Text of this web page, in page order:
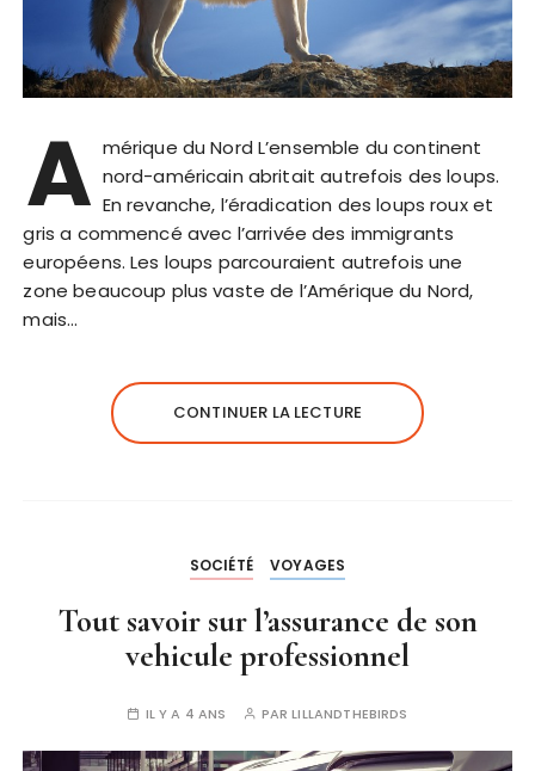
A mérique du Nord L’ensemble du continent
nord-américain abritait autrefois des loups.
En revanche, l’éradication des loups roux et
gris a commencé avec l’arrivée des immigrants
européens. Les loups parcouraient autrefois une
zone beaucoup plus vaste de l’Amérique du Nord,
mais…
CONTINUER LA LECTURE
SOCIÉTÉ VOYAGES
Tout savoir sur l’assurance de son
vehicule professionnel
IL Y A 4 ANS PARLILLANDTHEBIRDS